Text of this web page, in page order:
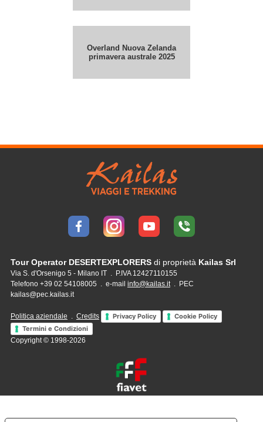
Overland Nuova Zelanda
primavera australe 2025
Tour Operator DESERTEXPLORERSdi proprietà Kailas Srl
Via S. d'Orsenigo 5 - Milano IT . P.IVA 12427110155
Telefono +39 02 54108005 . e-mail info@kailas.it. PEC
kailas@pec.kailas.it
Politica aziendale Credits Privacy Policy
Cookie Policy
Termini e Condizioni
Copyright © 1998-2026